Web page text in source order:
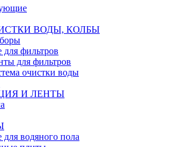
ВОДЫ, КОЛБЫ
фильтров
для фильтров
очистки воды
И ЛЕНТЫ
водяного пола